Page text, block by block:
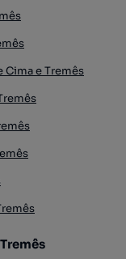
Cima e Tremês